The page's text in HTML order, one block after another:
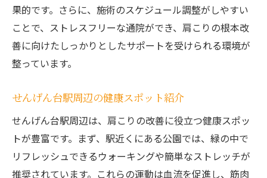
果的です。さらに、施術のスケジュール調整がしやすい
ことで、ストレスフリーな通院ができ、肩こりの根本改
善に向けたしっかりとしたサポートを受けられる環境が
整っています。
せんげん台駅周辺の健康スポット紹介
せんげん台駅周辺は、肩こりの改善に役立つ健康スポッ
トが豊富です。まず、駅近くにある公園では、緑の中で
リフレッシュできるウォーキングや簡単なストレッチが
推奨されています。これらの運動は血流を促進し、筋肉